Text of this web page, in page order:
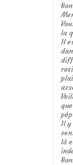
la
Il
Il y
là